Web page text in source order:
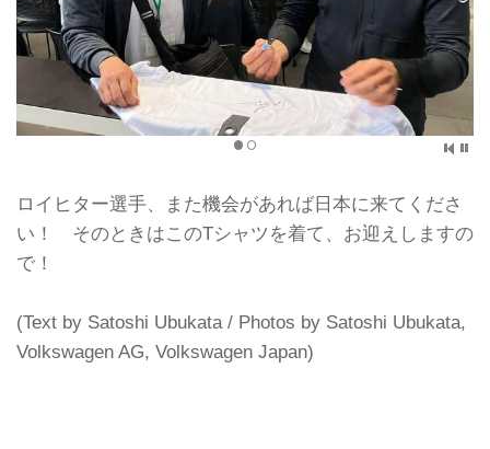
ロイヒター選手、また機会があれば日本に来てくださ
い！ そのときはこのTシャツを着て、お迎えしますの
で！
(Text by Satoshi Ubukata / Photos by Satoshi Ubukata,
Volkswagen AG, Volkswagen Japan)